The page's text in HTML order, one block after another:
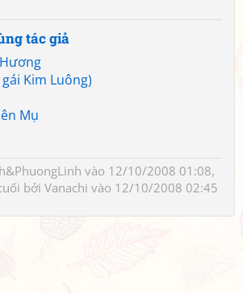
tác giả
Kim Luông)
Mụ
vào 12/10/2008 01:08,
bởi Vanachi vào 12/10/2008 02:45